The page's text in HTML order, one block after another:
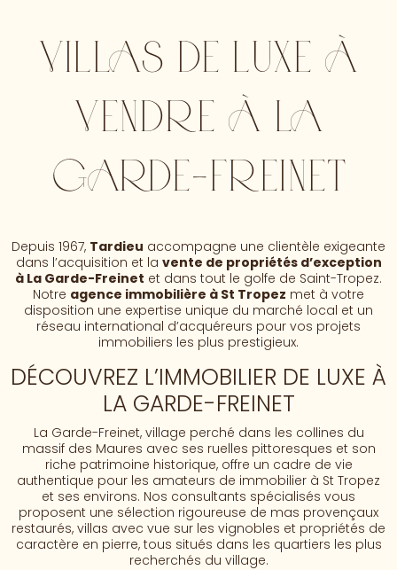
VILLAS DE LUXE À
VENDRE À LA
GARDE-FREINET
Depuis 1967, Tardieu accompagne une clientèle exigeante
dans l’acquisition et la vente de propriétés d’exception
à La Garde-Freinet et dans tout le golfe de Saint-Tropez.
Notre agence immobilière à St Tropez met à votre
disposition une expertise unique du marché local et un
réseau international d’acquéreurs pour vos projets
immobiliers les plus prestigieux.
DÉCOUVREZ L’IMMOBILIER DE LUXE À
LA GARDE-FREINET
La Garde-Freinet, village perché dans les collines du
massif des Maures avec ses ruelles pittoresques et son
riche patrimoine historique, offre un cadre de vie
authentique pour les amateurs de immobilier à St Tropez
et ses environs. Nos consultants spécialisés vous
proposent une sélection rigoureuse de mas provençaux
restaurés, villas avec vue sur les vignobles et propriétés de
caractère en pierre, tous situés dans les quartiers les plus
recherchés du village.